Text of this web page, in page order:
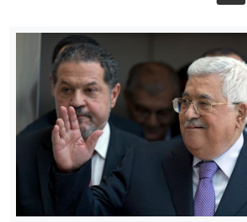
البث المباشر لـ "برنامج الوكيل"
كاتب بريطاني يحذر: نشهد صعود فاشية
القرن الـ21 في بلادنا
قنبلة أمريكية دمرت المدينة.. عمدة
ناغازاكي يحدد الجهة المسؤولة بينما تتجنب
ذلك تاكايتشي وغوتيريش
فيدان يتوقع انضمام مصر إلى اتفاقية مكة
للدفاع المشترك